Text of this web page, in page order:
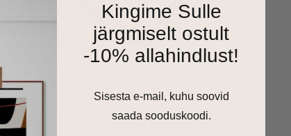
Valikus on matt must,
Kingime Sulle
järgmiselt ostult
-10% allahindlust!
Sisesta e-mail, kuhu soovid
saada sooduskoodi.